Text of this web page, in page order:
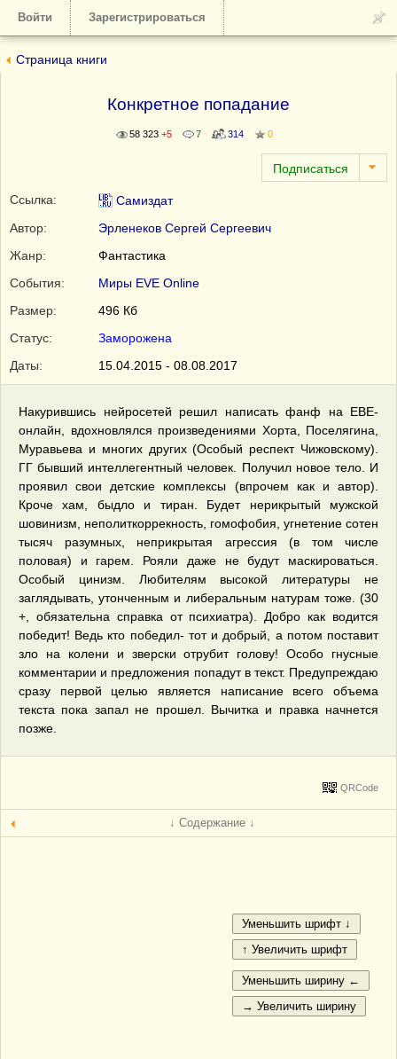
Войти Зарегистрироваться
Страница книги
Конкретное попадание
58 323 +5 7 314 0
Ссылка:
Самиздат
Автор:
Эрленеков Сергей Сергеевич
Жанр:
Фантастика
События:
Миры EVE Online
Размер:
496 Кб
Статус:
Заморожена
Даты:
15.04.2015 - 08.08.2017
Накурившись нейросетей решил написать фанф на ЕВЕ-
онлайн, вдохновлялся произведениями Хорта, Поселягина,
Муравьева и многих других (Особый респект Чижовскому).
ГГ бывший интеллегентный человек. Получил новое тело. И
проявил свои детские комплексы (впрочем как и автор).
Кроче хам, быдло и тиран. Будет нерикрытый мужской
шовинизм, неполиткоррекность, гомофобия, угнетение сотен
тысяч разумных, неприкрытая агрессия (в том числе
половая) и гарем. Рояли даже не будут маскироваться.
Особый цинизм. Любителям высокой литературы не
заглядывать, утонченным и либеральным натурам тоже. (30
+, обязательна справка от психиатра). Добро как водится
победит! Ведь кто победил- тот и добрый, а потом поставит
зло на колени и зверски отрубит голову! Особо гнусные
комментарии и предложения попадут в текст. Предупреждаю
сразу первой целью является написание всего объема
текста пока запал не прошел. Вычитка и правка начнется
позже.
QRCode
↓ Содержание ↓